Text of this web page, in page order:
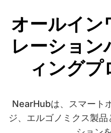
オールイン
レーション
ィングプ
NearHubは、スマート
ジ、エルゴノミクス製